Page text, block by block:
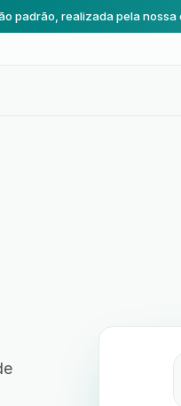
padrão, realizada pela nossa